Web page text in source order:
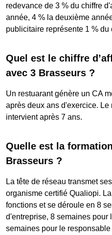
redevance de 3 % du chiffre
année, 4 % la deuxième
publicitaire représente 1 % du
Quel est le chiffre
avec 3 Brasseurs ?
Un restuarant génère un CA
après deux ans d'exercice.
intervient après 7 ans.
Quelle est la
Brasseurs ?
La tête de réseau transmet
organisme certifié Qualiopi.
fonctions et se déroule en 8
d'entreprise, 8 semaines pour
semaines pour le